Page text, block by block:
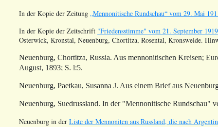
In der Kopie der Zeitung „Mennonitische Rundschau“ vom 29. Mai
In der Kopie der Zeitschrift "Friedensstimme" vom 21. September 1919
Osterwick, Kronstal, Neuenburg, Chortitza, Rosental, Kronsweide.
Neuenburg, Chortitza, Russia. Aus mennonitischen Kreisen;
August, 1893; S. l:5.
Neuenburg, Paetkau, Susanna J. Aus einem Brief aus
Neuenburg, Suedrussland. In der "Mennonitische Rundschau"
Neuenburg in der Liste der Mennoniten aus Russland, die nach